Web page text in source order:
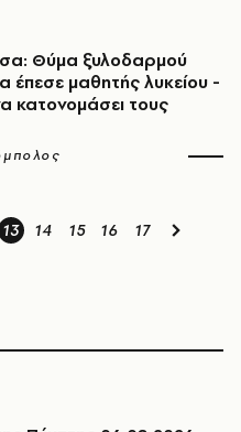
Θύμα ξυλοδαρμού
έπεσε μαθητής λυκείου -
κατονομάσει τους
13 14 15 16 17